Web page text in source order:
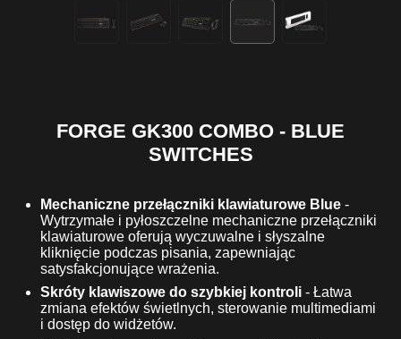
FORGE GK300 COMBO - BLUE
SWITCHES
Mechaniczne przełączniki klawiaturowe Blue -
Wytrzymałe i pyłoszczelne mechaniczne przełączniki
klawiaturowe oferują wyczuwalne i słyszalne
kliknięcie podczas pisania, zapewniając
satysfakcjonujące wrażenia.
Skróty klawiszowe do szybkiej kontroli - Łatwa
zmiana efektów świetlnych, sterowanie multimediami
i dostęp do widżetów.